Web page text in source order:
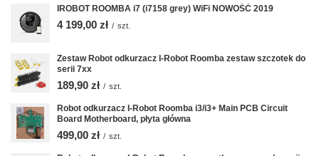
IROBOT ROOMBA i7 (i7158 grey) WiFi NOWOŚĆ 2019
4 199,00 zł / szt.
Zestaw Robot odkurzacz I-Robot Roomba zestaw szczotek do
serii 7xx
189,90 zł / szt.
Robot odkurzacz I-Robot Roomba i3/i3+ Main PCB Circuit
Board Motherboard, płyta główna
499,00 zł / szt.